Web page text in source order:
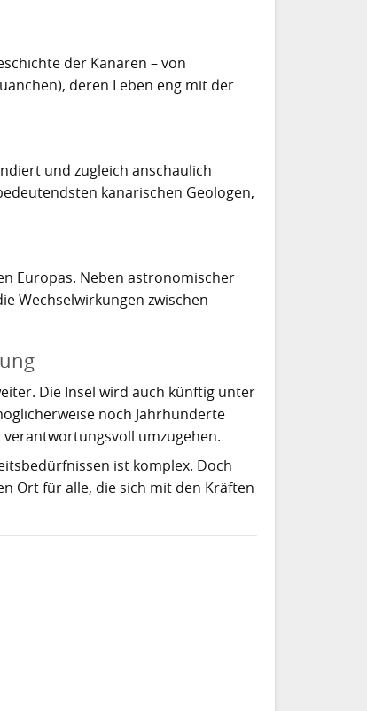
der Kanaren – von
deren Leben eng mit der
und zugleich anschaulich
kanarischen Geologen,
Europas. Neben astronomischer
Wechselwirkungen zwischen
Die Insel wird auch künftig unter
noch Jahrhunderte
umzugehen.
ist komplex. Doch
Ort für alle, die sich mit den Kräften